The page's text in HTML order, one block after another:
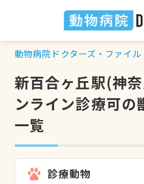
動物病院ドクターズ・ファイル
新百合ヶ丘駅(神
ンライン診療可の
一覧
診療動物